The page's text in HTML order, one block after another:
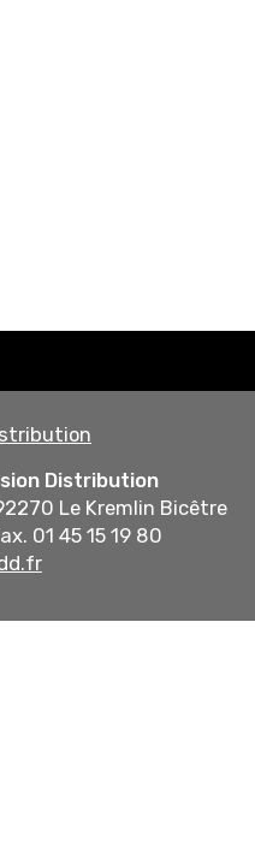
Distribution
Le Kremlin Bicêtre
01 45 15 19 80